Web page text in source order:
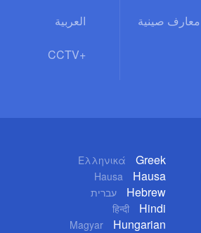
معارف صينية العربية
CCTV+
Ελληνικά Greek
Hausa Hausa
עברית Hebrew
हिन्दी Hindi
Magyar Hungarian